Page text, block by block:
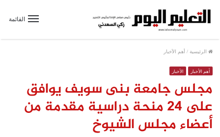
القائمة
الرئيسية / أهم الأخبار
أهم الأخبار الأخبار
مجلس جامعة بنى سويف يوافق
على 24 منحة دراسية مقدمة من
أعضاء مجلس الشيوخ